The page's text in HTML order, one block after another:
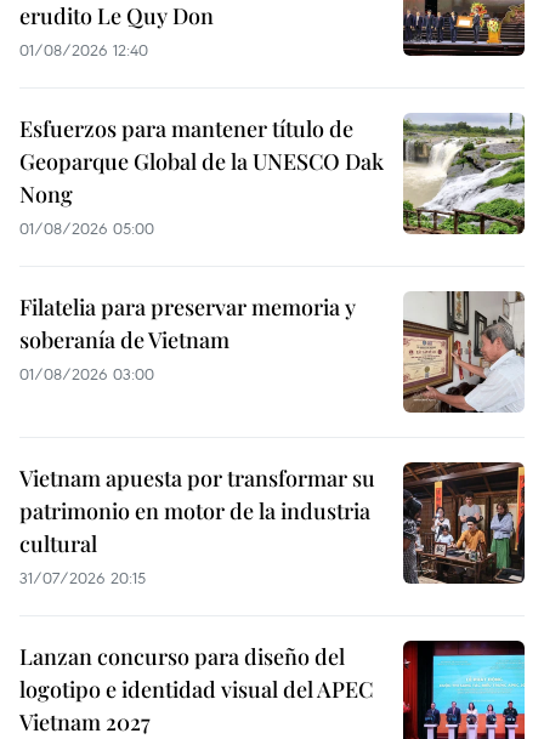
erudito Le Quy Don
01/08/2026 12:40
Esfuerzos para mantener título de
Geoparque Global de la UNESCO Dak
Nong
01/08/2026 05:00
Filatelia para preservar memoria y
soberanía de Vietnam
01/08/2026 03:00
Vietnam apuesta por transformar su
patrimonio en motor de la industria
cultural
31/07/2026 20:15
Lanzan concurso para diseño del
logotipo e identidad visual del APEC
Vietnam 2027